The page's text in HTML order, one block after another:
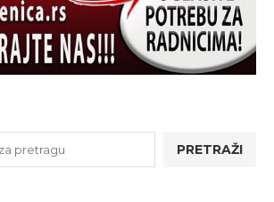
PRETRAŽI